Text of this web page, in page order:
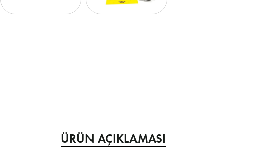
ÜRÜN AÇIKLAMASI